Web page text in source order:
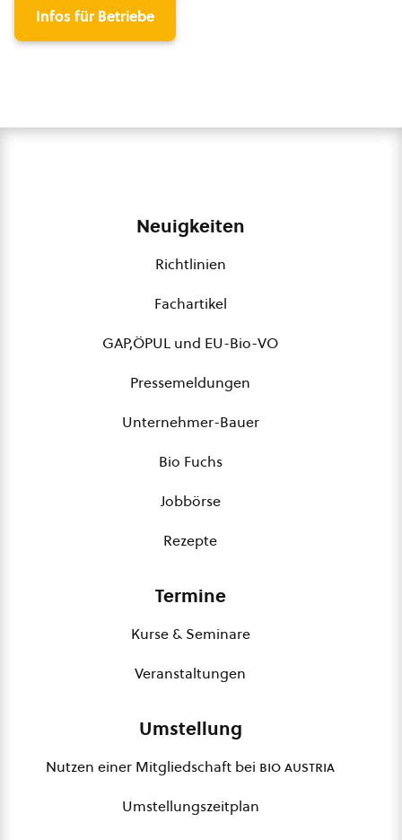
Infos für Betriebe
Neuigkeiten
Richtlinien
Fachartikel
GAP,ÖPUL und EU-Bio-VO
Pressemeldungen
Unternehmer-Bauer
Bio Fuchs
Jobbörse
Rezepte
Termine
Kurse & Seminare
Veranstaltungen
Umstellung
Nutzen einer Mitgliedschaft bei bio austria
Umstellungszeitplan